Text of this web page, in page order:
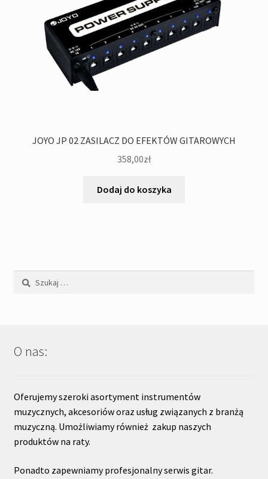
JOYO JP 02 ZASILACZ DO EFEKTÓW GITAROWYCH
358,00zł
Dodaj do koszyka
Szukaj:
O nas:
Oferujemy szeroki asortyment instrumentów
muzycznych, akcesoriów oraz usług związanych z branżą
muzyczną. Umożliwiamy również zakup naszych
produktów na raty.
Ponadto zapewniamy profesjonalny serwis gitar.